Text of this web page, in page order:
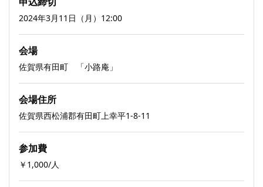
2024年3月11日（月）12:00
会場
佐賀県有田町 「小路庵」
会場住所
佐賀県西松浦郡有田町上幸平1-8-11
参加費
￥1,000/人